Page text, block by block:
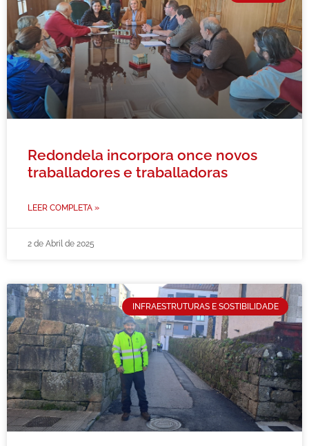
Redondela incorpora once novos
traballadores e traballadoras
LEER COMPLETA »
2 de Abril de 2025
INFRAESTRUTURAS E SOSTIBILIDADE